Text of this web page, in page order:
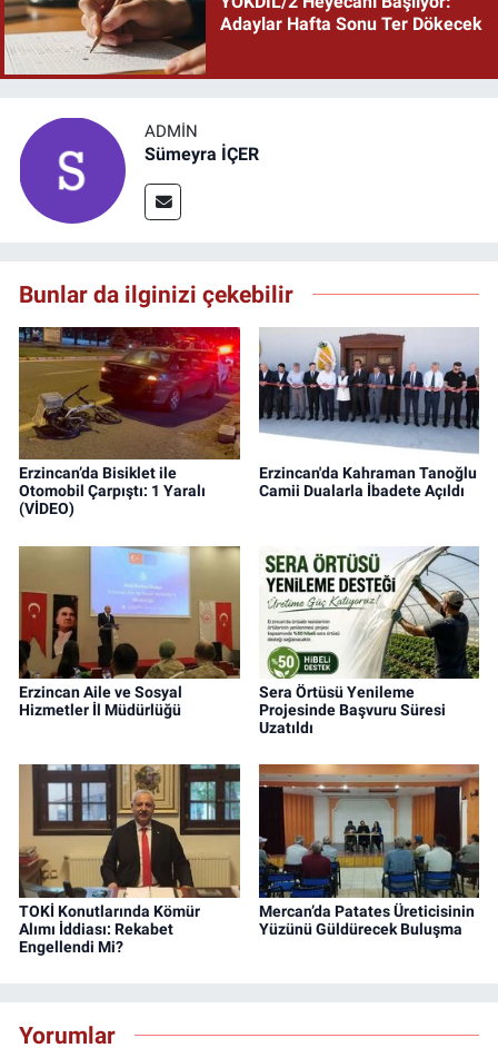
Adaylar Hafta Sonu Ter Dökecek
ADMIN
Sümeyra İÇER
Bunlar da ilginizi çekebilir
Erzincan’da Bisiklet ile
Otomobil Çarpıştı: 1 Yaralı
(VİDEO)
Erzincan'da Kahraman Tanoğlu
Camii Dualarla İbadete Açıldı
Erzincan Aile ve Sosyal
Hizmetler İl Müdürlüğü
Sera Örtüsü Yenileme
Projesinde Başvuru Süresi
Uzatıldı
TOKİ Konutlarında Kömür
Alımı İddiası: Rekabet
Engellendi Mi?
Mercan’da Patates Üreticisinin
Yüzünü Güldürecek Buluşma
Yorumlar